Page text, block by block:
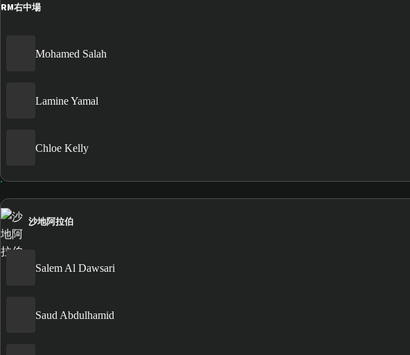
RM右中場
Mohamed Salah
Lamine Yamal
Chloe Kelly
沙地阿拉伯
Salem Al Dawsari
Saud Abdulhamid